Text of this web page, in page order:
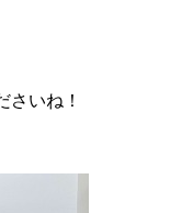
さいね！